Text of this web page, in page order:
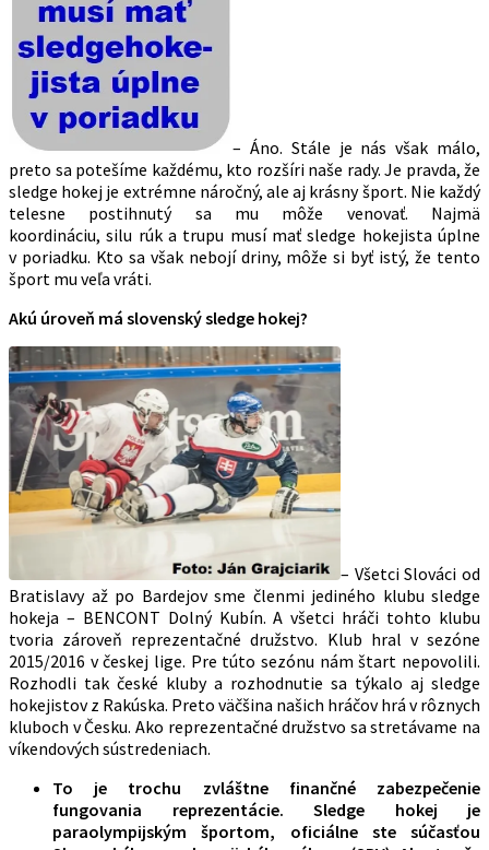
– Áno. Stále je nás však málo,
preto sa potešíme každému, kto rozšíri naše rady. Je pravda, že
sledge hokej je extrémne náročný, ale aj krásny šport. Nie každý
telesne postihnutý sa mu môže venovať. Najmä
koordináciu, silu rúk a trupu musí mať sledge hokejista úplne
v poriadku. Kto sa však nebojí driny, môže si byť istý, že tento
šport mu veľa vráti.
Akú úroveň má slovenský sledge hokej?
– Všetci Slováci od
Bratislavy až po Bardejov sme členmi jediného klubu sledge
hokeja – BENCONT Dolný Kubín. A všetci hráči tohto klubu
tvoria zároveň reprezentačné družstvo. Klub hral v sezóne
2015/2016 v českej lige. Pre túto sezónu nám štart nepovolili.
Rozhodli tak české kluby a rozhodnutie sa týkalo aj sledge
hokejistov z Rakúska. Preto väčšina našich hráčov hrá v rôznych
kluboch v Česku. Ako reprezentačné družstvo sa stretávame na
víkendových sústredeniach.
To je trochu zvláštne finančné zabezpečenie
fungovania reprezentácie. Sledge hokej je
paraolympijským športom, oficiálne ste súčasťou